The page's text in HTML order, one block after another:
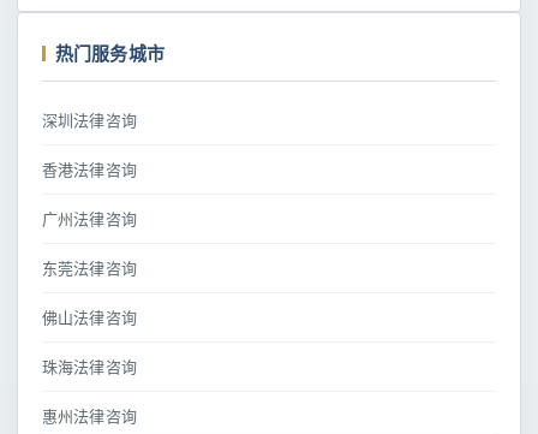
热门服务城市
深圳法律咨询
香港法律咨询
广州法律咨询
东莞法律咨询
佛山法律咨询
珠海法律咨询
惠州法律咨询